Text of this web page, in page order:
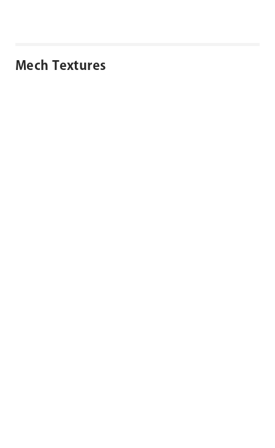
Mech Textures